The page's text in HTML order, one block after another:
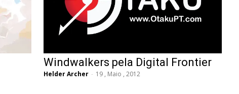
Windwalkers pela Digital Frontier
Helder Archer - 19 , Maio , 2012